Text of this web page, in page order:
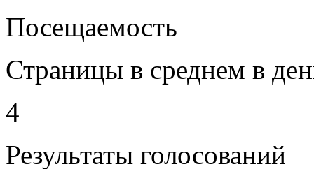
Посещаемость
Страницы в среднем в
4
Результаты голосований